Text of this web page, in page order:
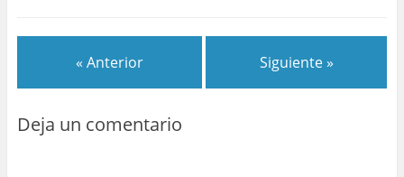
« Anterior Siguiente »
Deja un comentario